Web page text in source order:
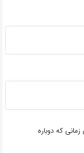
که دوباره